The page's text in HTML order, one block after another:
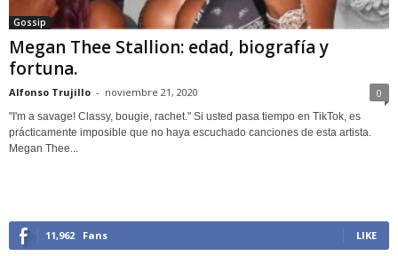
Gossip
Megan Thee Stallion: edad, biografía y
fortuna.
Alfonso Trujillo - noviembre 21, 2020 0
"I'm a savage! Classy, bougie, rachet." Si usted pasa tiempo en TikTok, es
prácticamente imposible que no haya escuchado canciones de esta artista.
Megan Thee...
11,962 Fans LIKE